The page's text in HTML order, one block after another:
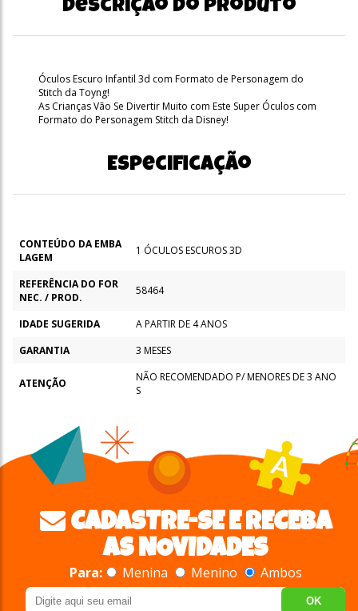
Descrição do produto
Óculos Escuro Infantil 3d com Formato de Personagem do
Stitch da Toyng!
As Crianças Vão Se Divertir Muito com Este Super Óculos com
Formato do Personagem Stitch da Disney!
Especificação
CONTEÚDO DA EMBA
LAGEM
1 ÓCULOS ESCUROS 3D
REFERÊNCIA DO FOR
NEC. / PROD.
58464
IDADE SUGERIDA
A PARTIR DE 4 ANOS
GARANTIA
3 MESES
ATENÇÃO
NÃO RECOMENDADO P/ MENORES DE 3 ANO
S
CADASTRE-SE E RECEBA
AS NOVIDADES
Para: Menina Menino Ambos
OK